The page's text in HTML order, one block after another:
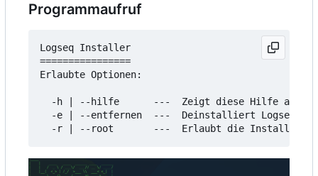
Programmaufruf
Logseq Installer
================
Erlaubte Optionen:
  -h | --hilfe      ---  Zeigt diese Hilfe an
  -e | --entfernen  ---  Deinstalliert Logseq